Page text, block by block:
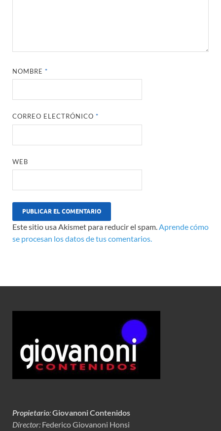
NOMBRE*
CORREO ELECTRÓNICO*
WEB
Este sitio usa Akismet para reducir el spam.Aprende cómo
se procesan los datos de tus comentarios.
Propietario:Giovanoni Contenidos
Director: Federico Giovanoni Honsi